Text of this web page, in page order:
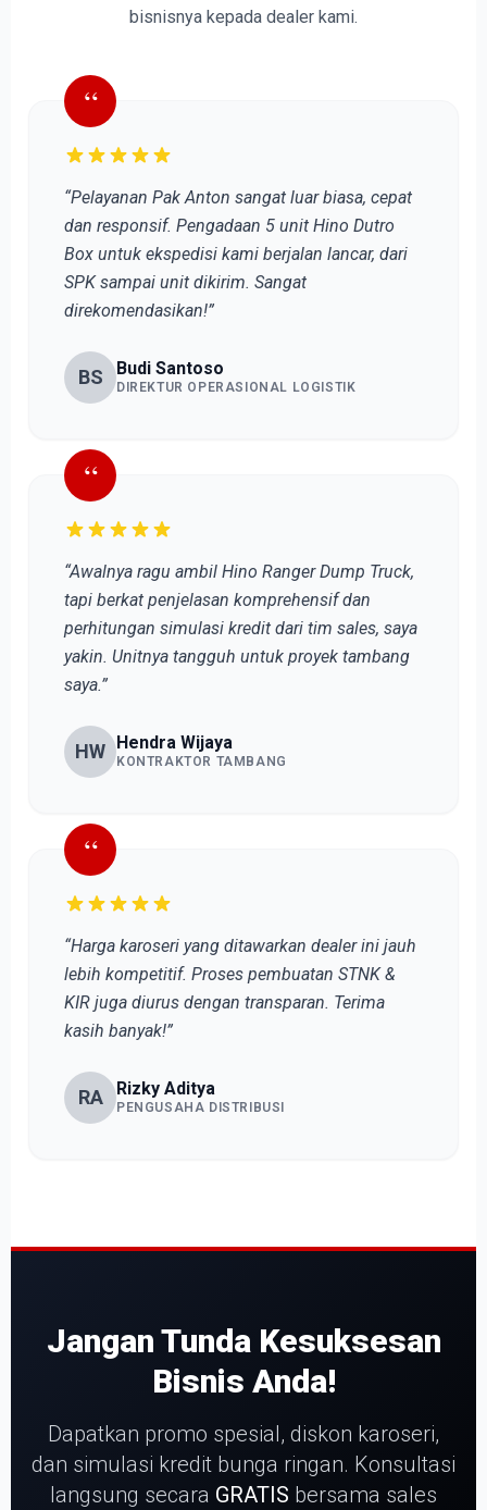
bisnisnya kepada dealer kami.
“
“Pelayanan Pak Anton sangat luar biasa, cepat
dan responsif. Pengadaan 5 unit Hino Dutro
Box untuk ekspedisi kami berjalan lancar, dari
SPK sampai unit dikirim. Sangat
direkomendasikan!”
BS Budi Santoso
DIREKTUR OPERASIONAL LOGISTIK
“
“Awalnya ragu ambil Hino Ranger Dump Truck,
tapi berkat penjelasan komprehensif dan
perhitungan simulasi kredit dari tim sales, saya
yakin. Unitnya tangguh untuk proyek tambang
saya.”
HW Hendra Wijaya
KONTRAKTOR TAMBANG
“
“Harga karoseri yang ditawarkan dealer ini jauh
lebih kompetitif. Proses pembuatan STNK &
KIR juga diurus dengan transparan. Terima
kasih banyak!”
RA Rizky Aditya
PENGUSAHA DISTRIBUSI
Jangan Tunda Kesuksesan
Bisnis Anda!
Dapatkan promo spesial, diskon karoseri,
dan simulasi kredit bunga ringan. Konsultasi
langsung secara GRATIS bersama sales